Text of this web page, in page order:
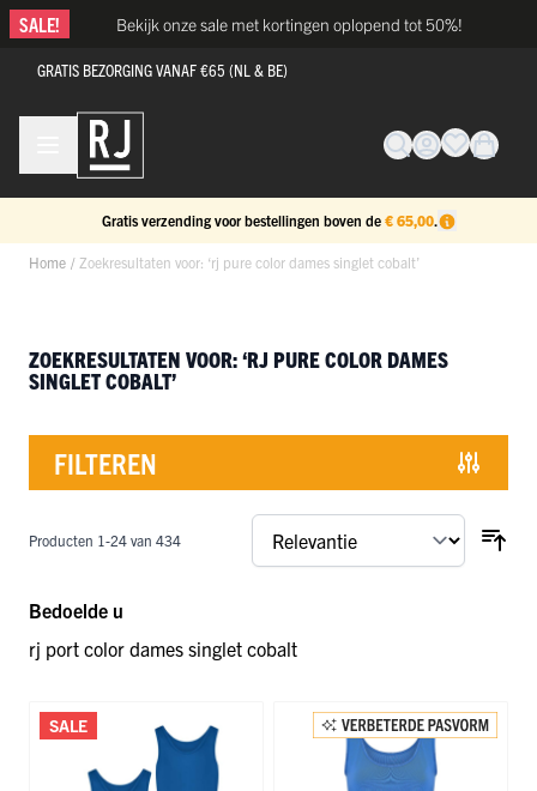
Ga naar de inhoud
SALE! Bekijk onze sale met kortingen oplopend tot 50%!
GRATIS BEZORGING VANAF €65 (NL & BE)
Gratis verzending voor bestellingen boven de € 65,00.
Home / Zoekresultaten voor: ‘rj pure color dames singlet cobalt’
ZOEKRESULTATEN VOOR: ‘RJ PURE COLOR DAMES
SINGLET COBALT’
Producten 1-24 van 434
Bedoelde u
rj port color dames singlet cobalt
SALE
FILTEREN
Doorgaan naar productlijst